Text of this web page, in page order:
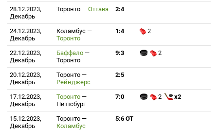
28.12.2023,
Декабрь
Торонто — Оттава 2:4
24.12.2023,
Декабрь
Коламбус —
Торонто
1:4 2
22.12.2023,
Декабрь
Баффало —
Торонто
9:3 2
20.12.2023,
Декабрь
Торонто —
Рейнджерс
2:5
17.12.2023,
Декабрь
Торонто —
Питтсбург
7:0 2 x2
15.12.2023,
Декабрь
Торонто —
Коламбус
5:6 ОТ